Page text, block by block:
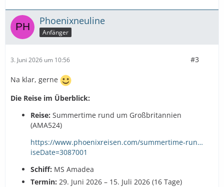
Phoenixneuline
Anfänger
3. Juni 2026 um 10:56 #3
Na klar, gerne
Die Reise im Überblick:
Reise: Summertime rund um Großbritannien
(AMA524)
https://www.phoenixreisen.com/summertime-run…
iseDate=3087001
Schiff: MS Amadea
Termin: 29. Juni 2026 – 15. Juli 2026 (16 Tage)